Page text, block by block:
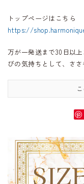
トップページはこちら
https://
万が一発送まで30日以
びの気持ちとして、さ